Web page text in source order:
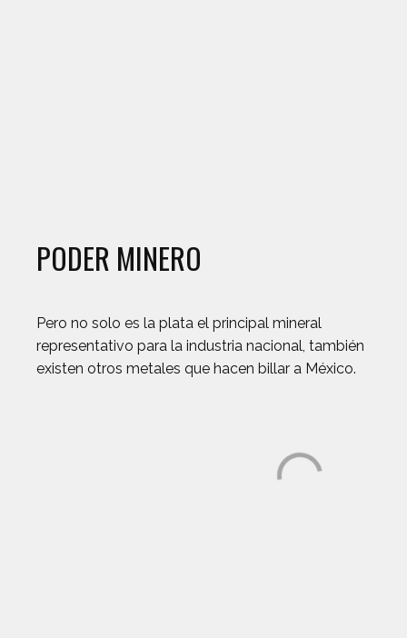
PODER MINERO
Pero no solo es la plata el principal mineral
representativo para la industria nacional, también
existen otros metales que hacen billar a México.